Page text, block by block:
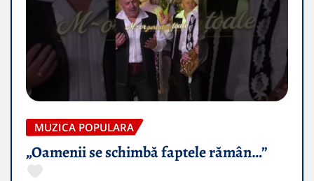
MUZICA POPULARA
„Oamenii se schimbă faptele rămân…”